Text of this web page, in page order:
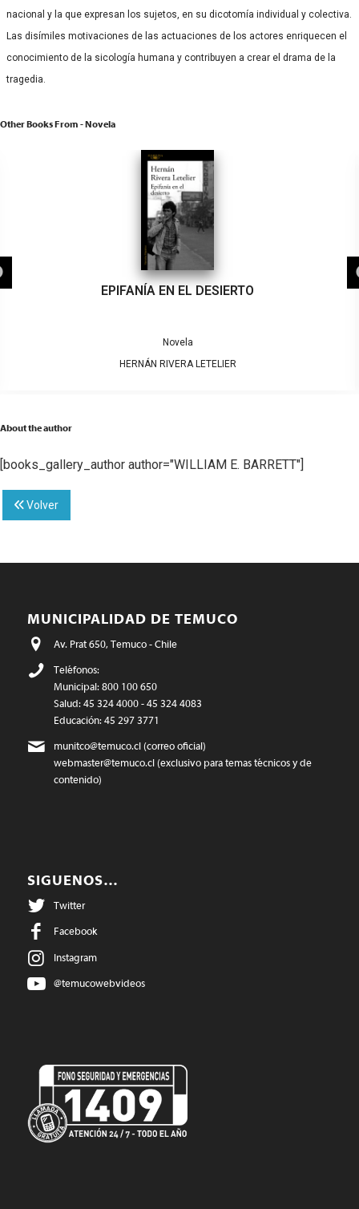
nacional y la que expresan los sujetos, en su dicotomía individual y colectiva.
Las disímiles motivaciones de las actuaciones de los actores enriquecen el
conocimiento de la sicología humana y contribuyen a crear el drama de la
tragedia.
Other Books From - Novela
EPIFANÍA EN EL DESIERTO
Novela
HERNÁN RIVERA LETELIER
About the author
[books_gallery_author author="WILLIAM E. BARRETT"]
Volver
MUNICIPALIDAD DE TEMUCO
Av. Prat 650, Temuco - Chile
Teléfonos:
Municipal: 800 100 650
Salud: 45 324 4000 - 45 324 4083
Educación: 45 297 3771
munitco@temuco.cl(correo oficial)
webmaster@temuco.cl(exclusivo para temas técnicos y de
contenido)
SIGUENOS…
Twitter
Facebook
Instagram
@temucowebvideos